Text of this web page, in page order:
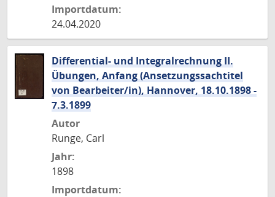
Importdatum:
24.04.2020
Differential- und Integralrechnung II.
Übungen, Anfang (Ansetzungssachtitel
von Bearbeiter/in), Hannover, 18.10.1898 -
7.3.1899
Autor
Runge, Carl
Jahr:
1898
Importdatum: